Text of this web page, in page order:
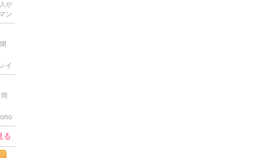
け
わ
｣
1
が
最
味
ン
イ
る